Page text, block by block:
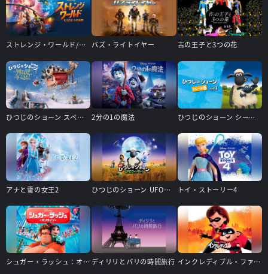
ストレンジ・ワールド/もうひとつの世界 バズ・ライトイヤー 古の王子と3つの花
ひつじのショーン スペシャル クリスマスがやってきた! 2分の1の魔法 ひつじのショーン シーズン6
アナと雪の女王2 ひつじのショーン UFOフィーバー! トイ・ストーリー4
シュガー・ラッシュ：オンライン ディリリとパリの時間旅行 インクレディブル・ファミリー